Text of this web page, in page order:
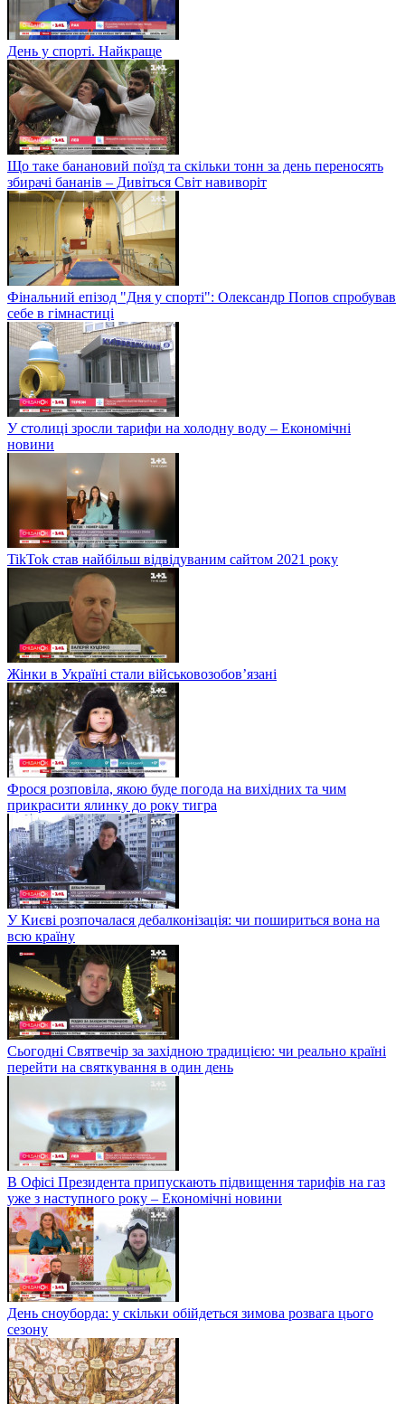
День у спорті. Найкраще
Що таке банановий поїзд та скільки тонн за день переносять
збирачі бананів – Дивіться Світ навиворіт
Фінальний епізод "Дня у спорті": Олександр Попов спробував
себе в гімнастиці
У столиці зросли тарифи на холодну воду – Економічні
новини
TikTok став найбільш відвідуваним сайтом 2021 року
Жінки в Україні стали військовозобов’язані
Фрося розповіла, якою буде погода на вихідних та чим
прикрасити ялинку до року тигра
У Києві розпочалася дебалконізація: чи пошириться вона на
всю країну
Сьогодні Святвечір за західною традицією: чи реально країні
перейти на святкування в один день
В Офісі Президента припускають підвищення тарифів на газ
уже з наступного року – Економічні новини
День сноуборда: у скільки обійдеться зимова розвага цього
сезону